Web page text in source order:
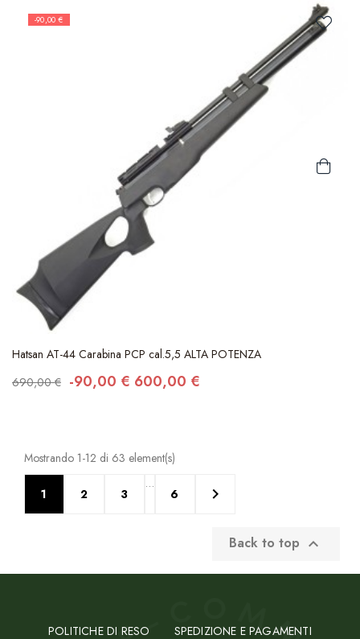
-90,00 €
Hatsan AT-44 Carabina PCP cal.5,5 ALTA POTENZA
690,00 € -90,00 € 600,00 €
Mostrando 1-12 di 63 element(s)
1 2 3
…
6 
Back to top 
POLITICHE DI RESO SPEDIZIONE E PAGAMENTI